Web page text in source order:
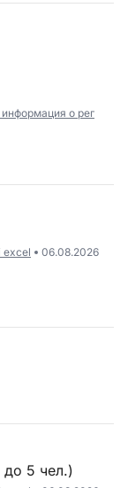
о рег
excel 06.08.2026
до 5 чел.)